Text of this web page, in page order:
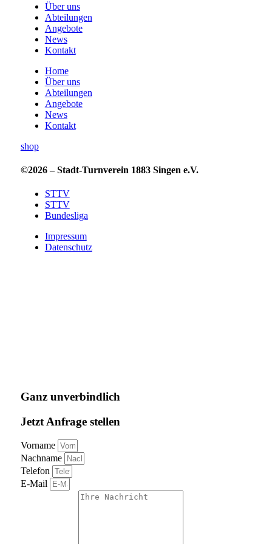
Über uns
Abteilungen
Angebote
News
Kontakt
Home
Über uns
Abteilungen
Angebote
News
Kontakt
shop
©2026 – Stadt-Turnverein 1883 Singen e.V.
STTV
STTV
Bundesliga
Impressum
Datenschutz
Ganz unverbindlich
Jetzt Anfrage stellen
Vorname
Nachname
Telefon
E-Mail